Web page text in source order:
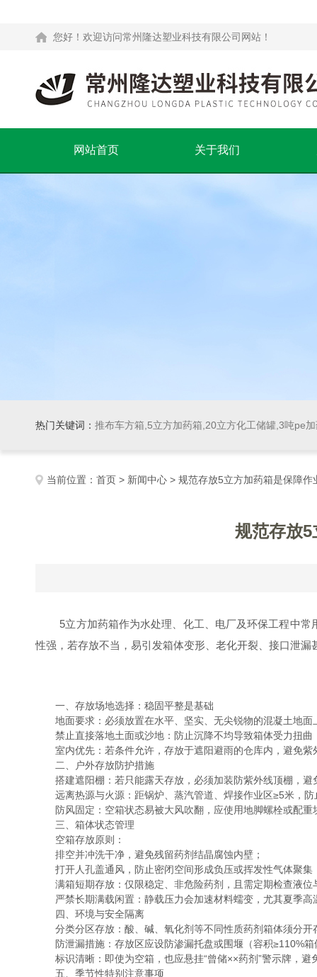
您好！欢迎访问常州隆达塑业科技有限公司网站！
网站首页 关于我们
热门关键词： 推布车方箱,5立方加药箱,20立方化工储罐,3吨pe
当前位置： 首页 > 新闻中心 > 规范存放5立方加药箱是保障
规范存放
5立方加药箱作为水处理、化工、电厂及环保工程中常
性强，若存放不当，易引发箱体变形、老化开裂、接口泄
一、存放场地选择：稳固平整是基础
地面要求：必须放置在水平、坚实、无尖锐物的混凝土地面
禁止直接落地土面或沙地：防止沉降不均导致箱体受力扭曲
室内优先：若条件允许，存放于遮阳避雨的仓库内，避免紫
二、户外存放防护措施
搭建遮阳棚：若只能露天存放，必须加装防紫外线顶棚，避
远离热源与火源：距锅炉、蒸汽管道、焊接作业区≥5米，防
防风固定：空箱状态易被大风吹翻，应使用地脚螺栓或配重
三、箱体状态管理
空箱存放原则：
排空并冲洗干净，避免残留药剂结晶腐蚀内壁；
打开人孔盖通风，防止密闭空间形成负压或挥发性气体聚集
满箱短期存放：仅限稳定、非危险药剂，且需定期检查液位
严禁长期满载闲置：静载压力会加速材料蠕变，尤其夏季高
四、环境与安全隔离
分类分区存放：酸、碱、氧化剂等不同性质药剂箱体须分开
防泄漏措施：存放区应设防渗漏托盘或围堰（容积≥110%箱
标识清晰：即使为空箱，也应悬挂“曾储××药剂”警示牌，避
五、季节性特别注意事项